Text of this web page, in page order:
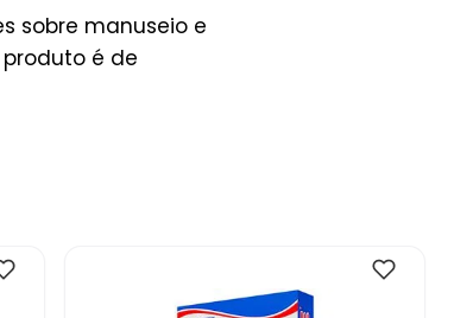
sobre manuseio e
é de